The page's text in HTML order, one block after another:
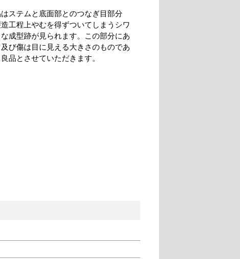
ステムと底面部とのつなぎ目部分
工程上やむを得ずついてしまうシワ
成型跡が見られます。この部分にあ
び傷は目に見える大きさのものであ
品とさせていただきます。